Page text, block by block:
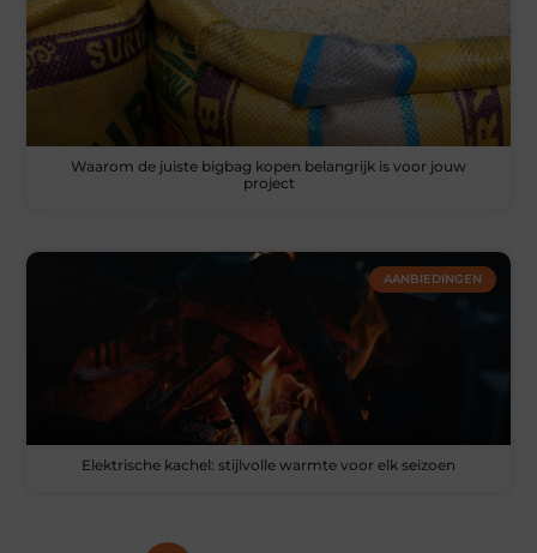
Waarom de juiste bigbag kopen belangrijk is voor jouw
project
AANBIEDINGEN
Elektrische kachel: stijlvolle warmte voor elk seizoen